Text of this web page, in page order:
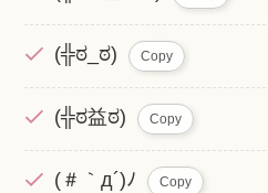
(╬ಠ_ಠ) Copy
(╬ಠ益ಠ) Copy
(＃｀д´)ﾉ Copy